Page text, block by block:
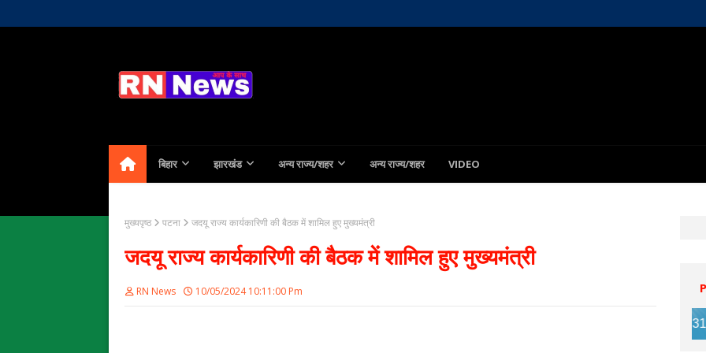
बिहार झारखंड अन्य राज्य/शहर अन्य राज्य/शहर VIDEO
मुख्यपृष्ठ पटना जदयू राज्य कार्यकारिणी की बैठक में शामिल हुए मुख्यमंत्री
जदयू राज्य कार्यकारिणी की बैठक में शामिल हुए मुख्यमंत्री
RN News 10/05/2024 10:11:00 Pm